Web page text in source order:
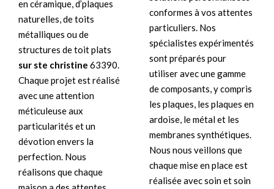
en céramique, d’plaques
naturelles, de toits
métalliques ou de
structures de toit plats
sur ste christine 63390.
Chaque projet est réalisé
avec une attention
méticuleuse aux
particularités et un
dévotion envers la
perfection. Nous
réalisons que chaque
conformes à vos attentes
particuliers. Nos
spécialistes expérimentés
sont préparés pour
utiliser avec une gamme
de composants, y compris
les plaques, les plaques en
ardoise, le métal et les
membranes synthétiques.
Nous nous veillons que
chaque mise en place est
réalisée avec soin et soin